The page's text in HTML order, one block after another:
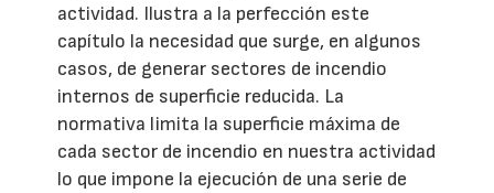
actividad. Ilustra a la perfección este
capítulo la necesidad que surge, en algunos
casos, de generar sectores de incendio
internos de superficie reducida. La
normativa limita la superficie máxima de
cada sector de incendio en nuestra actividad
lo que impone la ejecución de una serie de